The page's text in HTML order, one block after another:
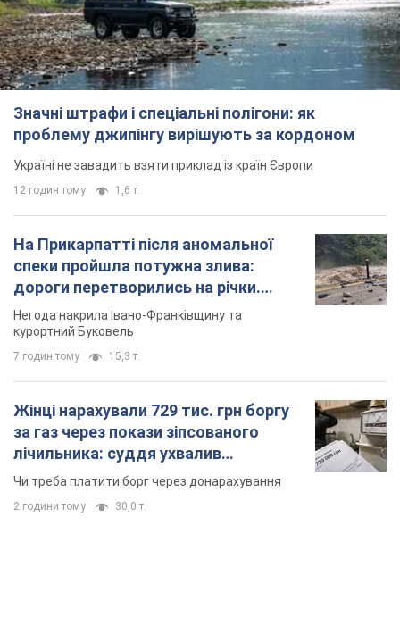
Значні штрафи і спеціальні полігони: як
проблему джипінгу вирішують за кордоном
Україні не завадить взяти приклад із країн Європи
12 годин тому 1,6 т.
На Прикарпатті після аномальної
спеки пройшла потужна злива:
дороги перетворились на річки.
Відео
Негода накрила Івано-Франківщину та
курортний Буковель
7 годин тому 15,3 т.
Жінці нарахували 729 тис. грн боргу
за газ через покази зіпсованого
лічильника: суддя ухвалив
неочікуване рішення
Чи треба платити борг через донарахування
2 години тому 30,0 т.